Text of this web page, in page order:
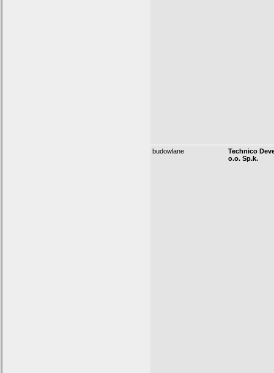
budowlane
Technico
o.o. Sp.k.